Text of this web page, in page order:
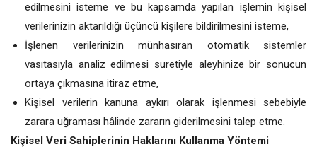
edilmesini isteme ve bu kapsamda yapılan işlemin kişisel
verilerinizin aktarıldığı üçüncü kişilere bildirilmesini isteme,
İşlenen verilerinizin münhasıran otomatik sistemler
vasıtasıyla analiz edilmesi suretiyle aleyhinize bir sonucun
ortaya çıkmasına itiraz etme,
Kişisel verilerin kanuna aykırı olarak işlenmesi sebebiyle
zarara uğraması hâlinde zararın giderilmesini talep etme.
Kişisel Veri Sahiplerinin Haklarını Kullanma Yöntemi